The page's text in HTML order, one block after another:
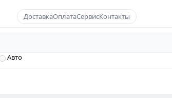
ДоставкаОплатаСервисКонтакты
Авто